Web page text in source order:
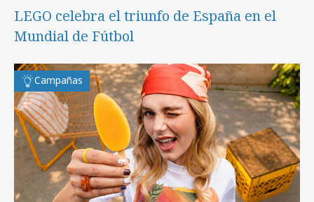
LEGO celebra el triunfo de España en el
Mundial de Fútbol
Campañas